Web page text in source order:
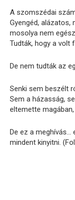
A szomszédai
Gyengéd, alázatos,
mosolya nem
Tudták, hogy a volt
De nem tudták az
Senki sem beszélt
Sem a házasság,
eltemette
De ez a
mindent kinyitni.